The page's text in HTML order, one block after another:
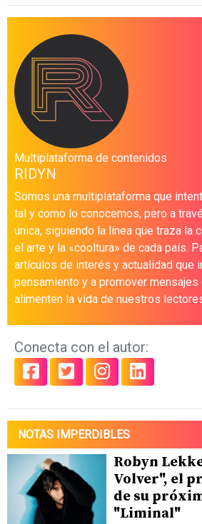
Multiplataforma de contenidos
RIDYN
Somos una multiplataforma que
tal y como lo conocemos, pero a
única, siguiendo la línea que traza la
el arte y la «cooltura» de cada país.
artículos de interés y actualidad que
pensamiento y a promover
alimenten la vida de nuestros
Conecta con el autor:
NOTAS IMPERDIBLES
Robyn
Volver", el
de su
"Liminal"